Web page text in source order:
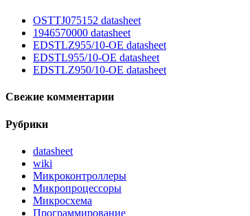
OSTTJ075152 datasheet
1946570000 datasheet
EDSTLZ955/10-OE datasheet
EDSTL955/10-OE datasheet
EDSTLZ950/10-OE datasheet
Свежие комментарии
Рубрики
datasheet
wiki
Микроконтроллеры
Микропроцессоры
Микросхема
Программирование